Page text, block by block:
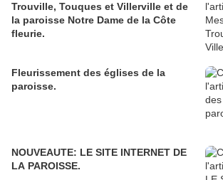
Trouville, Touques et Villerville et de
la paroisse Notre Dame de la Côte
fleurie.
Fleurissement des églises de la
paroisse.
NOUVEAUTE: LE SITE INTERNET DE
LA PAROISSE.